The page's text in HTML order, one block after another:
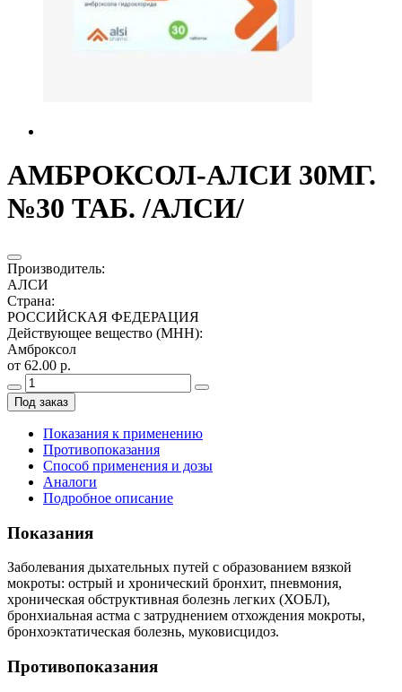
АМБРОКСОЛ-АЛСИ 30МГ.
№30 ТАБ. /АЛСИ/
Производитель:
АЛСИ
Страна:
РОССИЙСКАЯ ФЕДЕРАЦИЯ
Действующее вещество (МНН):
Амброксол
от 62.00 р.
Под заказ
Показания к применению
Противопоказания
Способ применения и дозы
Аналоги
Подробное описание
Показания
Заболевания дыхательных путей с образованием вязкой
мокроты: острый и хронический бронхит, пневмония,
хроническая обструктивная болезнь легких (ХОБЛ),
бронхиальная астма с затруднением отхождения мокроты,
бронхоэктатическая болезнь, муковисцидоз.
Противопоказания